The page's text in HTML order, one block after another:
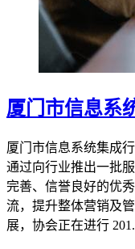
厦门市信息系
厦门市信息系统集成
通过向行业推出一批
完善、信誉良好的优
流，提升整体营销及
展，协会正在进行